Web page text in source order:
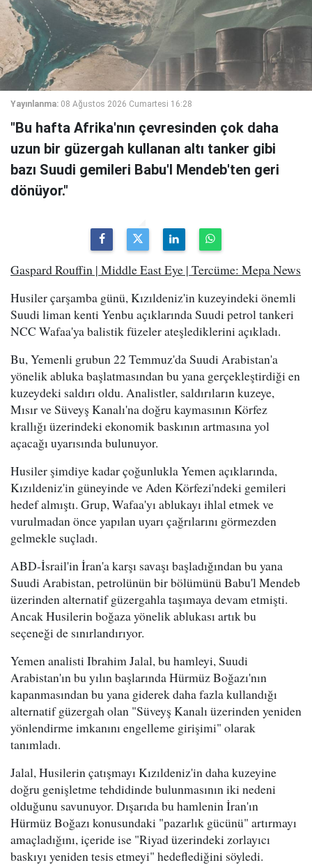
Yayınlanma: 08 Ağustos 2026 Cumartesi 16:28
"Bu hafta Afrika'nın çevresinden çok daha
uzun bir güzergah kullanan altı tanker gibi
bazı Suudi gemileri Babu'l Mendeb'ten geri
dönüyor."
Gaspard Rouffin | Middle East Eye | Tercüme: Mepa News
Husiler çarşamba günü, Kızıldeniz'in kuzeyindeki önemli
Suudi liman kenti Yenbu açıklarında Suudi petrol tankeri
NCC Wafaa'ya balistik füzeler ateşlediklerini açıkladı.
Bu, Yemenli grubun 22 Temmuz'da Suudi Arabistan'a
yönelik abluka başlatmasından bu yana gerçekleştirdiği en
kuzeydeki saldırı oldu. Analistler, saldırıların kuzeye,
Mısır ve Süveyş Kanalı'na doğru kaymasının Körfez
krallığı üzerindeki ekonomik baskının artmasına yol
açacağı uyarısında bulunuyor.
Husiler şimdiye kadar çoğunlukla Yemen açıklarında,
Kızıldeniz'in güneyinde ve Aden Körfezi'ndeki gemileri
hedef almıştı. Grup, Wafaa'yı ablukayı ihlal etmek ve
vurulmadan önce yapılan uyarı çağrılarını görmezden
gelmekle suçladı.
ABD-İsrail'in İran'a karşı savaşı başladığından bu yana
Suudi Arabistan, petrolünün bir bölümünü Babu'l Mendeb
üzerinden alternatif güzergahla taşımaya devam etmişti.
Ancak Husilerin boğaza yönelik ablukası artık bu
seçeneği de sınırlandırıyor.
Yemen analisti Ibrahim Jalal, bu hamleyi, Suudi
Arabistan'ın bu yılın başlarında Hürmüz Boğazı'nın
kapanmasından bu yana giderek daha fazla kullandığı
alternatif güzergah olan "Süveyş Kanalı üzerinden yeniden
yönlendirme imkanını engelleme girişimi" olarak
tanımladı.
Jalal, Husilerin çatışmayı Kızıldeniz'in daha kuzeyine
doğru genişletme tehdidinde bulunmasının iki nedeni
olduğunu savunuyor. Dışarıda bu hamlenin İran'ın
Hürmüz Boğazı konusundaki "pazarlık gücünü" artırmayı
amaçladığını, içeride ise "Riyad üzerindeki zorlayıcı
baskıyı yeniden tesis etmeyi" hedeflediğini söyledi.